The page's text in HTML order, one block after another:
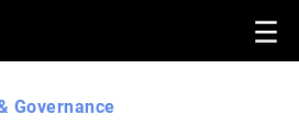
Governance